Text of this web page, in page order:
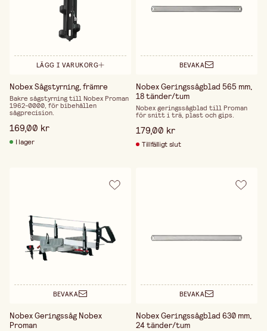
LÄGG I VARUKORG
Nobex Sågstyrning, främre
Bakre sågstyrning till Nobex Proman
1962-0000, för bibehållen
sågprecision.
169,00 kr
I lager
BEVAKA
Nobex Geringssågblad 565 mm,
18 tänder/tum
Nobex geringssågblad till Proman
för snitt i trä, plast och gips.
179,00 kr
Tillfälligt slut
BEVAKA
Nobex Geringssåg Nobex
Proman
BEVAKA
Nobex Geringssågblad 630 mm,
24 tänder/tum